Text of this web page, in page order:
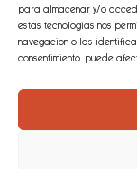
para almacenar y/o
estas tecnologías nos
navegación o las
consentimiento, puede